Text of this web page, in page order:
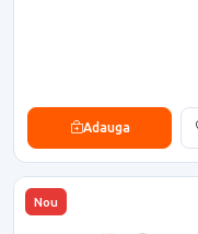
Adauga
Nou